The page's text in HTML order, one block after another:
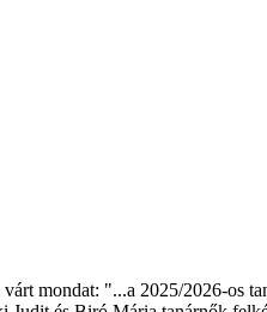
mondat: "...a 2025/2026-os